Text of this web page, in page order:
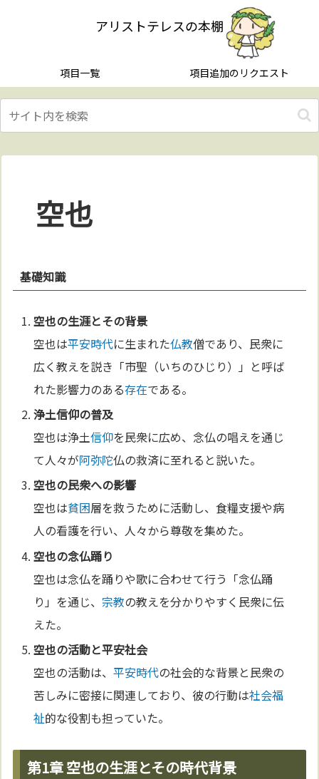
アリストテレスの本棚
項目一覧 項目追加のリクエスト
空也
基礎知識
空也の生涯とその背景
空也は平安時代に生まれた仏教僧であり、民衆に
広く教えを説き「市聖（いちのひじり）」と呼ば
れた影響力のある存在である。
浄土信仰の普及
空也は浄土信仰を民衆に広め、念仏の唱えを通じ
て人々が阿弥陀仏の救済に至れると説いた。
空也の民衆への影響
空也は貧困層を救うために活動し、食糧支援や病
人の看護を行い、人々から尊敬を集めた。
空也の念仏踊り
空也は念仏を踊りや歌に合わせて行う「念仏踊
り」を通じ、 宗教の教えを分かりやすく民衆に伝
えた。
空也の活動と平安社会
空也の活動は、平安時代の社会的な背景と民衆の
苦しみに密接に関連しており、彼の行動は社会福
祉的な役割も担っていた。
第1章 空也の生涯とその時代背景